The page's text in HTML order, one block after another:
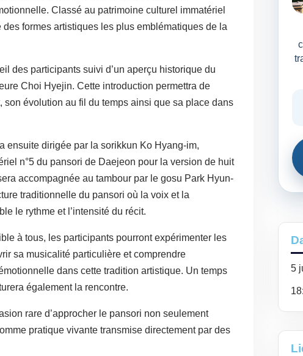
Classé au patrimoine culturel immatériel
des formes artistiques les plus emblématiques de la
des participants suivi d’un aperçu historique du
Choi Hyejin. Cette introduction permettra de
son évolution au fil du temps ainsi que sa place dans
ensuite dirigée par la sorikkun Ko Hyang-im,
n°5 du pansori de Daejeon pour la version de huit
accompagnée au tambour par le gosu Park Hyun-
traditionnelle du pansori où la voix et la
le rythme et l’intensité du récit.
à tous, les participants pourront expérimenter les
sa musicalité particulière et comprendre
dans cette tradition artistique. Un temps
également la rencontre.
rare d’approcher le pansori non seulement
pratique vivante transmise directement par des
5